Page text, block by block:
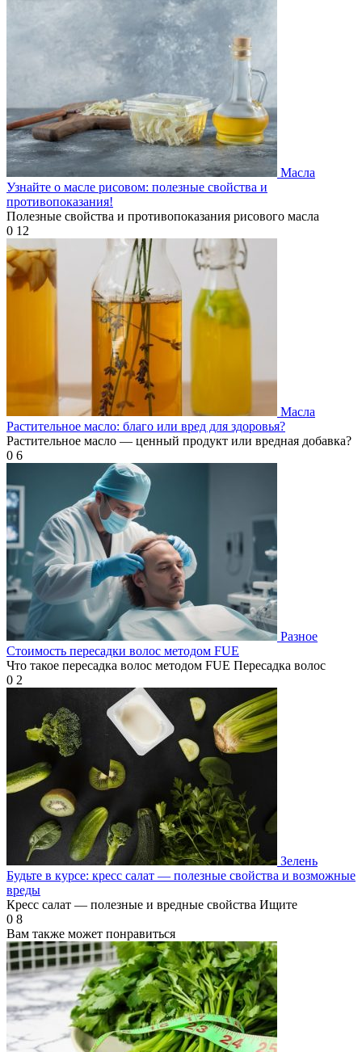
Масла
Узнайте о масле рисовом: полезные свойства и
противопоказания!
Полезные свойства и противопоказания рисового масла
0 12
Масла
Растительное масло: благо или вред для здоровья?
Растительное масло — ценный продукт или вредная добавка?
0 6
Разное
Стоимость пересадки волос методом FUE
Что такое пересадка волос методом FUE Пересадка волос
0 2
Зелень
Будьте в курсе: кресс салат — полезные свойства и возможные
вреды
Кресс салат — полезные и вредные свойства Ищите
0 8
Вам также может понравиться